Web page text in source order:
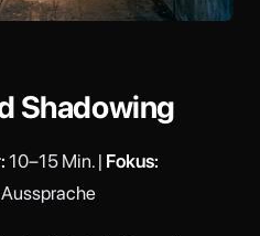
Shadowing
10–15 Min. | Fokus: